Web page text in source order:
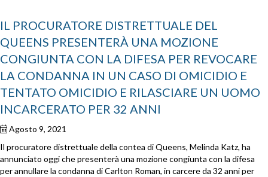
IL PROCURATORE DISTRETTUALE DEL
QUEENS PRESENTERÀ UNA MOZIONE
CONGIUNTA CON LA DIFESA PER REVOCARE
LA CONDANNA IN UN CASO DI OMICIDIO E
TENTATO OMICIDIO E RILASCIARE UN UOMO
INCARCERATO PER 32 ANNI
Agosto 9, 2021
Il procuratore distrettuale della contea di Queens, Melinda Katz, ha
annunciato oggi che presenterà una mozione congiunta con la difesa
per annullare la condanna di Carlton Roman, in carcere da 32 anni per